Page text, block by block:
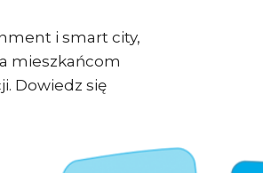
i smart city,
mieszkańcom
Dowiedz się